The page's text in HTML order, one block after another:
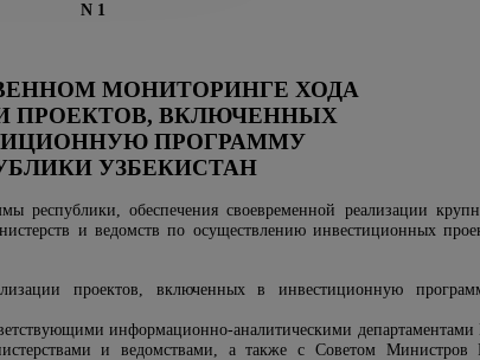
N 1
МОНИТОРИНГЕ ХОДА
ПРОЕКТОВ, ВКЛЮЧЕННЫХ
ПРОГРАММУ
УЗБЕКИСТАН
республики, обеспечения своевременной реализации
и ведомств по осуществлению инвестиционных
проектов, включенных в инвестиционную
информационно-аналитическими
и ведомствами, а также с Советом Министров